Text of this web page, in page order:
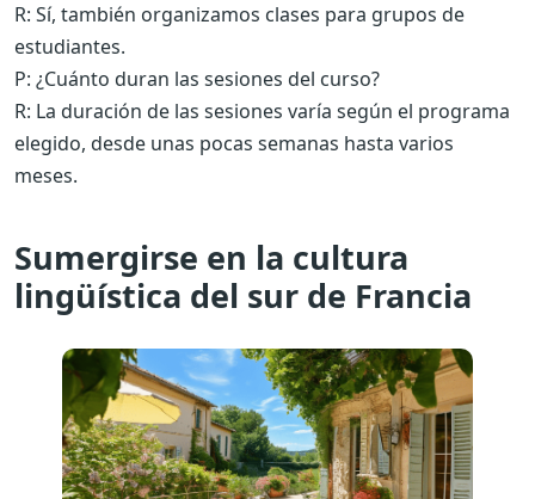
R: Sí, también organizamos clases para grupos de
estudiantes.
P: ¿Cuánto duran las sesiones del curso?
R: La duración de las sesiones varía según el programa
elegido, desde unas pocas semanas hasta varios
meses.
Sumergirse en la cultura
lingüística del sur de Francia